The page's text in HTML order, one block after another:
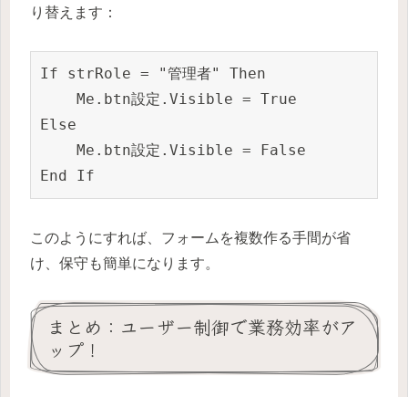
り替えます：
If strRole = "管理者" Then
    Me.btn設定.Visible = True
Else
    Me.btn設定.Visible = False
End If
このようにすれば、フォームを複数作る手間が省
け、保守も簡単になります。
まとめ：ユーザー制御で業務効率がア
ップ！